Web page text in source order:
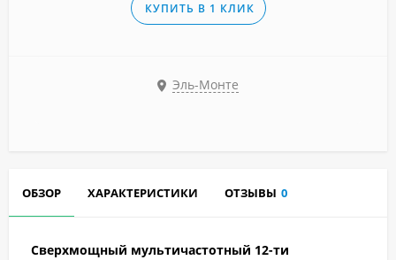
КУПИТЬ В 1 КЛИК
Эль-Монте
ОБЗОР ХАРАКТЕРИСТИКИ ОТЗЫВЫ 0
Сверхмощный мультичастотный 12-ти